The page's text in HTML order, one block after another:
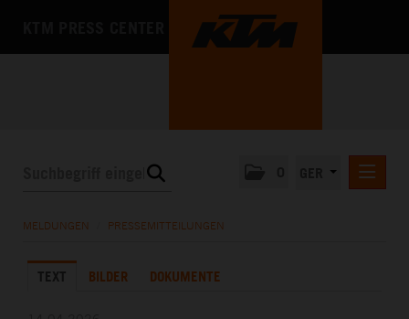
MEDIA
MELDUNGEN PRESSEMITTEILUNGEN
TEXT BILDER DOKUMENTE